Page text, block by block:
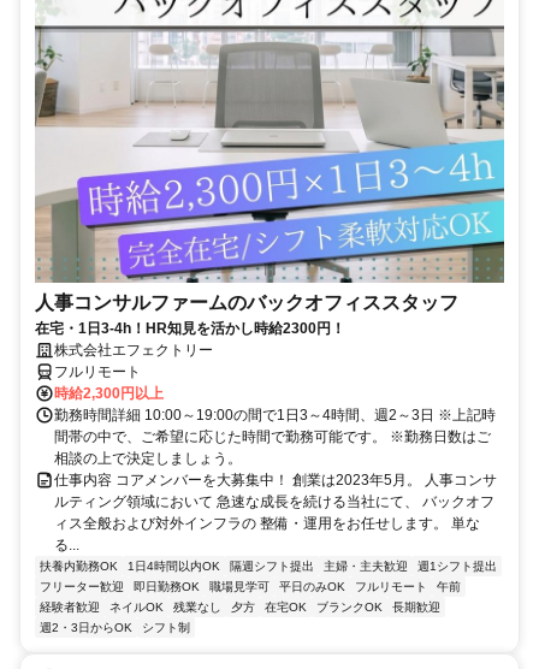
人事コンサルファームのバックオフィススタッフ
在宅・1日3-4h！HR知見を活かし時給2300円！
株式会社エフェクトリー
フルリモート
時給2,300円以上
勤務時間詳細 10:00～19:00の間で1日3～4時間、週2～3日 ※上記時
間帯の中で、ご希望に応じた時間で勤務可能です。 ※勤務日数はご
相談の上で決定しましょう。
仕事内容 コアメンバーを大募集中！ 創業は2023年5月。 人事コンサ
ルティング領域において 急速な成長を続ける当社にて、 バックオフ
ィス全般および対外インフラの 整備・運用をお任せします。 単な
る...
扶養内勤務OK 1日4時間以内OK 隔週シフト提出 主婦・主夫歓迎
週1シフト提出
フリーター歓迎
即日勤務OK 職場見学可 平日のみOK フルリモート
午前
経験者歓迎
ネイルOK 残業なし 夕方 在宅OK ブランクOK
長期歓迎
週2・3日からOK
シフト制